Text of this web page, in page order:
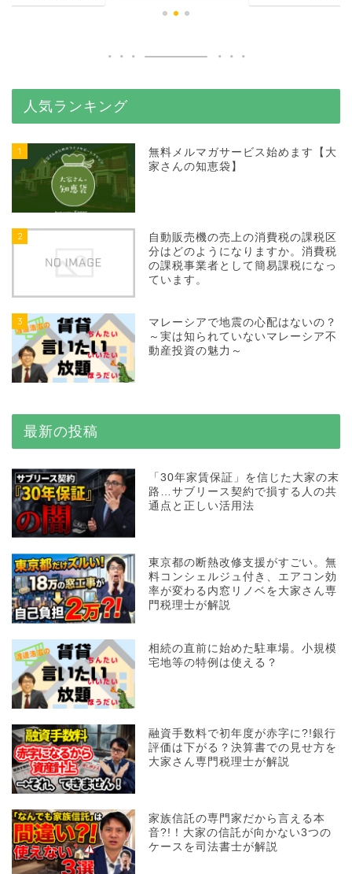
人気ランキング
1
無料メルマガサービス始めます【大
家さんの知恵袋】
2
自動販売機の売上の消費税の課税区
分はどのようになりますか。消費税
の課税事業者として簡易課税になっ
ています。
3
マレーシアで地震の心配はないの？
～実は知られていないマレーシア不
動産投資の魅力～
最新の投稿
「30年家賃保証」を信じた大家の末
路…サブリース契約で損する人の共
通点と正しい活用法
東京都の断熱改修支援がすごい。無
料コンシェルジュ付き、エアコン効
率が変わる内窓リノベを大家さん専
門税理士が解説
相続の直前に始めた駐車場。小規模
宅地等の特例は使える？
融資手数料で初年度が赤字に?!銀行
評価は下がる？決算書での見せ方を
大家さん専門税理士が解説
家族信託の専門家だから言える本
音?!！大家の信託が向かない3つの
ケースを司法書士が解説